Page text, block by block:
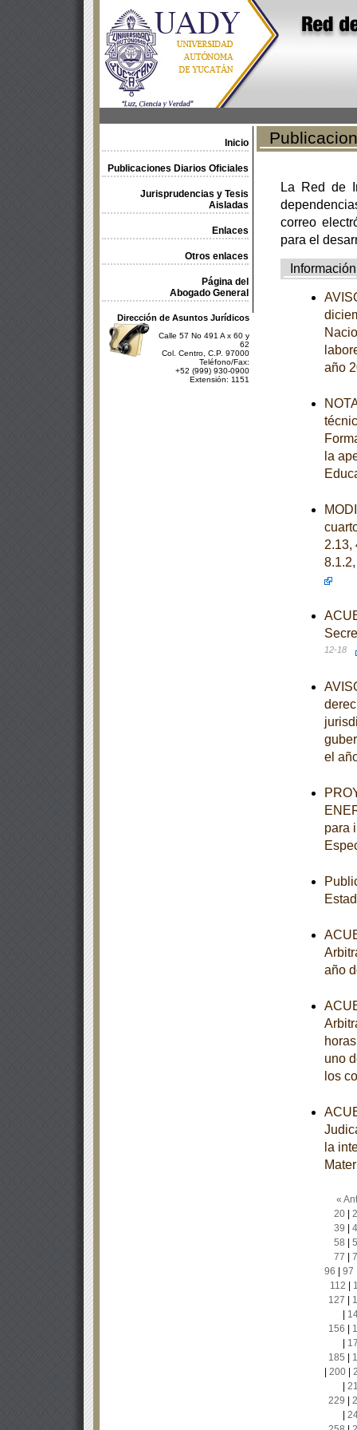
Inicio
Publicaciones Diarios Oficiales
Jurisprudencias y Tesis
Aisladas
Enlaces
Otros enlaces
Página del
Abogado General
Dirección de Asuntos Jurídicos
Calle 57 No 491 A x 60 y
62
Col. Centro, C.P. 97000
Teléfono/Fax:
+52 (999) 930-0900
Extensión: 1151
La Red de
correo
para el
Información
año
la
2.13,
12-18
el
para
año
uno
los
la
«
20|
39
58
77
96
97
112
127
156
185
200|
229